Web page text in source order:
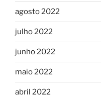
agosto 2022
julho 2022
junho 2022
maio 2022
abril 2022